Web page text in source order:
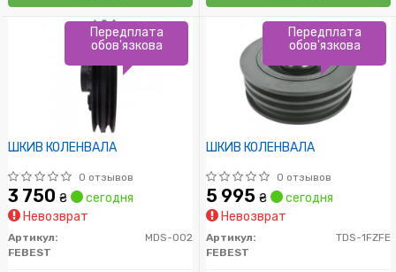
ШКИВ КОЛЕНВАЛА
0 отзывов
3 750 ₴
сегодня
Невозврат
Артикул:
MDS-002
FEBEST
Передплата
обов'язкова
ШКИВ КОЛЕНВАЛА
0 отзывов
5 995 ₴
сегодня
Невозврат
Артикул:
TDS-1FZFE
FEBEST
Передплата
обов'язкова